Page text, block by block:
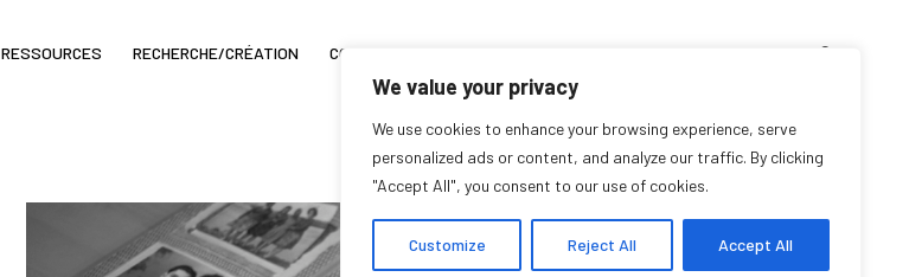
We value your privacy
We use cookies to enhance your browsing experience, serve
personalized ads or content, and analyze our traffic. By clicking
"Accept All", you consent to our use of cookies.
Customize Reject All Accept All
RESSOURCES RECHERCHE/CRÉATION COIN D’ENSEIGNEMENT
Archives